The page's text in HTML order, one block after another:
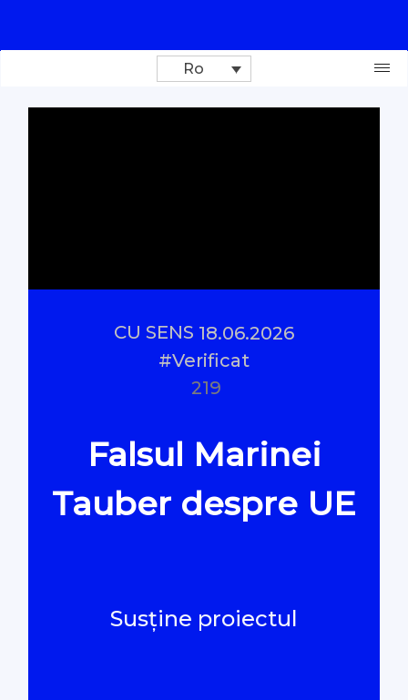
Documentare
Oamenii Legii
#Verificat
#PeScurt din CMC
Ro
CU SENS 18.06.2026
#Verificat
219
Falsul Marinei
Tauber despre UE
Susține proiectul